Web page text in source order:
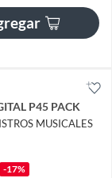
P45 PACK
MUSICALES
-17%